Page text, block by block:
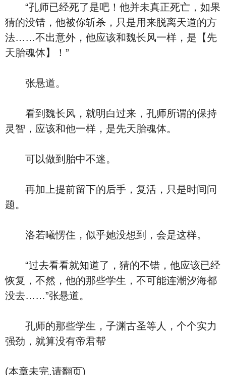
“孔师已经死了是吧！他并未真正死亡，如果
猜的没错，他被你斩杀，只是用来脱离天道的方
法……不出意外，他应该和魏长风一样，是【先
天胎魂体】！”
张悬道。
看到魏长风，就明白过来，孔师所谓的保持
灵智，应该和他一样，是先天胎魂体。
可以做到胎中不迷。
再加上提前留下的后手，复活，只是时间问
题。
洛若曦愣住，似乎她没想到，会是这样。
“过去看看就知道了，猜的不错，他应该已经
恢复，不然，他的那些学生，不可能连潮汐海都
没去……”张悬道。
孔师的那些学生，子渊古圣等人，个个实力
强劲，就算没有帝君帮
(本章未完,请翻页)